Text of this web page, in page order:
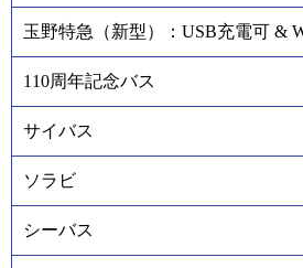
玉野特急（新型）：USB充電可 &
110周年記念バス
サイバス
ソラビ
シーバス